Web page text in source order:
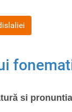
si